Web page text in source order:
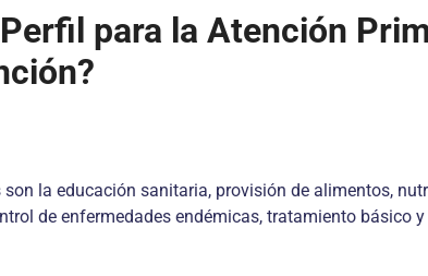
para la Atención
son la educación sanitaria, provisión de alimentos,
de enfermedades endémicas, tratamiento básico